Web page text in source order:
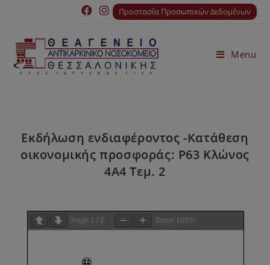
Προστασία Προσωπικών Δεδομένων
Menu
Εκδήλωση ενδιαφέροντος -Κατάθεση
οικονομικής προσφοράς: P63 Κλώνος
4A4 Τεμ. 2
Page 1 / 2 Zoom 100%